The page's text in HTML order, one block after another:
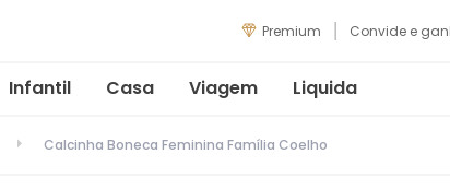
Premium Convide e
Infantil Casa Viagem Liquida
Calcinha Boneca Feminina Família Coelho